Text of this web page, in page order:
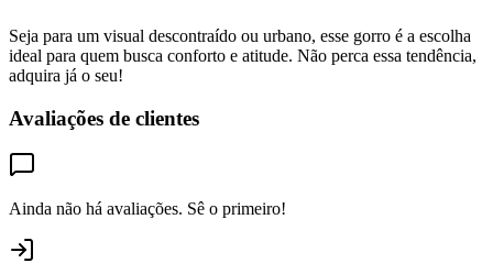
Seja para um visual descontraído ou urbano, esse gorro é a escolha
ideal para quem busca conforto e atitude. Não perca essa tendência,
adquira já o seu!
Avaliações de clientes
Ainda não há avaliações. Sê o primeiro!